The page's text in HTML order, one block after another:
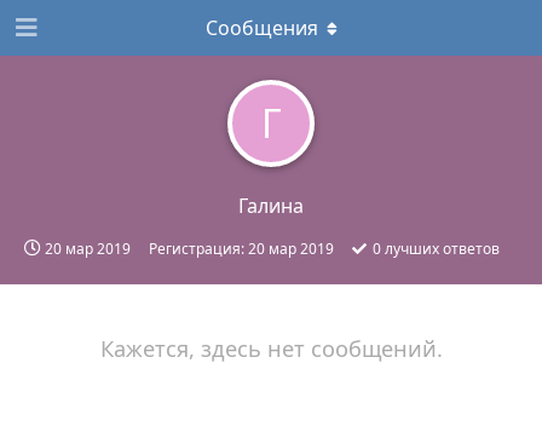
Г
Галина
20 мар 2019 Регистрация:20 мар 2019 0лучших ответов
Сообщения
Кажется, здесь нет сообщений.